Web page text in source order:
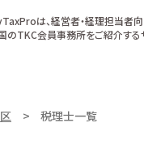
は、経営者・経理担当者
のTKC会員事務所をご紹介する
税理士一覧